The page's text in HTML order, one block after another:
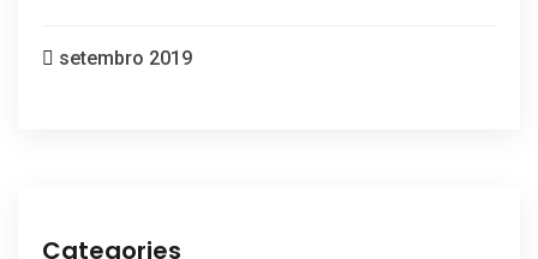
setembro 2019
Categories